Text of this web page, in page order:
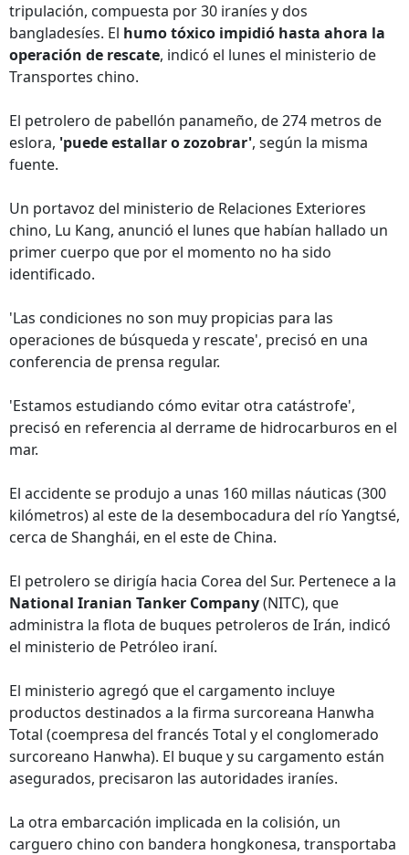
tripulación, compuesta por 30 iraníes y dos
bangladesíes. El humo tóxico impidió hasta ahora la
operación de rescate, indicó el lunes el ministerio de
Transportes chino.
El petrolero de pabellón panameño, de 274 metros de
eslora, 'puede estallar o zozobrar', según la misma
fuente.
Un portavoz del ministerio de Relaciones Exteriores
chino, Lu Kang, anunció el lunes que habían hallado un
primer cuerpo que por el momento no ha sido
identificado.
'Las condiciones no son muy propicias para las
operaciones de búsqueda y rescate', precisó en una
conferencia de prensa regular.
'Estamos estudiando cómo evitar otra catástrofe',
precisó en referencia al derrame de hidrocarburos en el
mar.
El accidente se produjo a unas 160 millas náuticas (300
kilómetros) al este de la desembocadura del río Yangtsé,
cerca de Shanghái, en el este de China.
El petrolero se dirigía hacia Corea del Sur. Pertenece a la
National Iranian Tanker Company(NITC), que
administra la flota de buques petroleros de Irán, indicó
el ministerio de Petróleo iraní.
El ministerio agregó que el cargamento incluye
productos destinados a la firma surcoreana Hanwha
Total (coempresa del francés Total y el conglomerado
surcoreano Hanwha). El buque y su cargamento están
asegurados, precisaron las autoridades iraníes.
La otra embarcación implicada en la colisión, un
carguero chino con bandera hongkonesa, transportaba